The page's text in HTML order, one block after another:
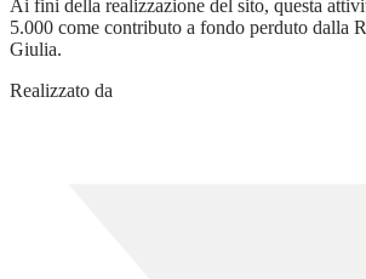
Ai fini della realizzazione del sito, questa
5.000 come contributo a fondo perduto dalla
Giulia.
Realizzato da